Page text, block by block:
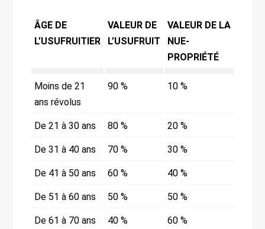
ÂGE DE
L’USUFRUITIER
VALEUR DE
L’USUFRUIT
VALEUR DE LA
NUE-
PROPRIÉTÉ
Moins de 21
ans révolus
90 % 10 %
De 21 à 30 ans 80 % 20 %
De 31 à 40 ans 70 % 30 %
De 41 à 50 ans 60 % 40 %
De 51 à 60 ans 50 % 50 %
De 61 à 70 ans 40 % 60 %